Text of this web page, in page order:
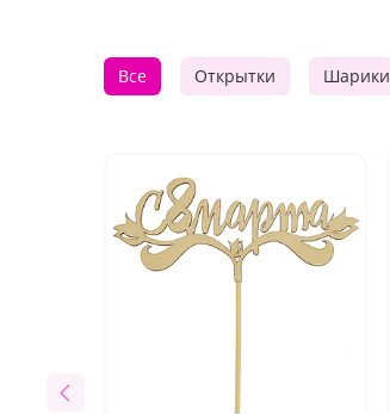
Все Открытки Шарики